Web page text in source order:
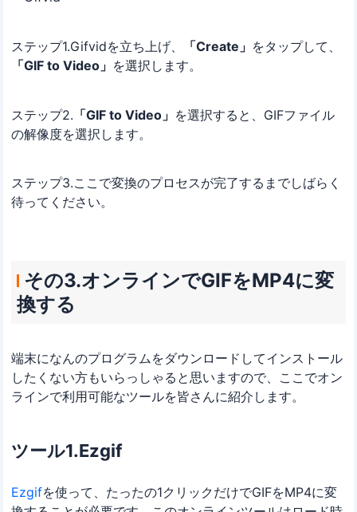
ステップ1.Gifvidを立ち上げ、 「Create」 をタップして、
「GIF to Video」 を選択します。
ステップ2. 「GIF to Video」 を選択すると、GIFファイル
の解像度を選択します。
ステップ3.ここで変換のプロセスが完了するまでしばらく
待ってください。
その3.オンラインでGIFをMP4に変
換する
端末になんのプログラムをダウンロードしてインストール
したくない方もいらっしゃると思いますので、ここでオン
ラインで利用可能なツールを皆さんに紹介します。
ツール1.Ezgif
Ezgifを使って、たったの1クリックだけでGIFをMP4に変